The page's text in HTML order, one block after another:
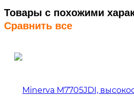
Товары с похожими
Сравнить все